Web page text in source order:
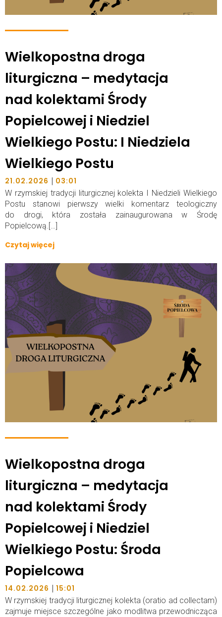
Wielkopostna droga
liturgiczna – medytacja
nad kolektami Środy
Popielcowej i Niedziel
Wielkiego Postu: I Niedziela
Wielkiego Postu
21.02.2026 | 03:01
W rzymskiej tradycji liturgicznej kolekta I Niedzieli Wielkiego
Postu stanowi pierwszy wielki komentarz teologiczny
do drogi, która została zainaugurowana w Środę
Popielcową.[…]
Czytaj więcej
Wielkopostna droga
liturgiczna – medytacja
nad kolektami Środy
Popielcowej i Niedziel
Wielkiego Postu: Środa
Popielcowa
14.02.2026 | 15:01
W rzymskiej tradycji liturgicznej kolekta (oratio ad collectam)
zajmuje miejsce szczególne jako modlitwa przewodnicząca